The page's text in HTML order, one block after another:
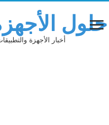
حلول
أخبار الأجهزة